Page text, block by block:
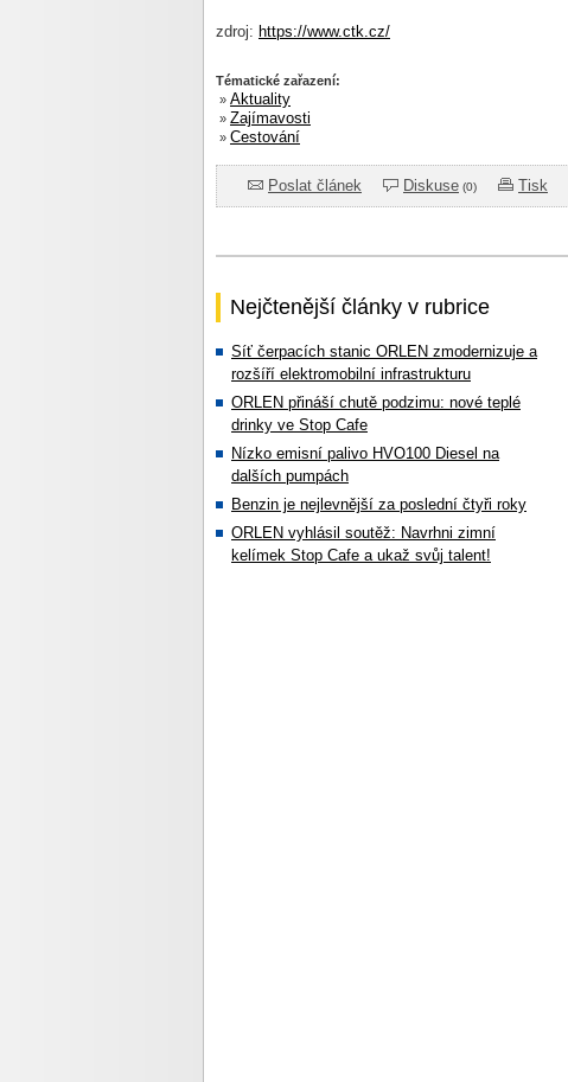
zdroj: https://www.ctk.cz/
Tématické zařazení:
» Aktuality
» Zajímavosti
» Cestování
Poslat článek Diskuse (0) Tisk
Nejčtenější články v rubrice
Síť čerpacích stanic ORLEN zmodernizuje a
rozšíří elektromobilní infrastrukturu
ORLEN přináší chutě podzimu: nové teplé
drinky ve Stop Cafe
Nízko emisní palivo HVO100 Diesel na
dalších pumpách
Benzin je nejlevnější za poslední čtyři roky
ORLEN vyhlásil soutěž: Navrhni zimní
kelímek Stop Cafe a ukaž svůj talent!